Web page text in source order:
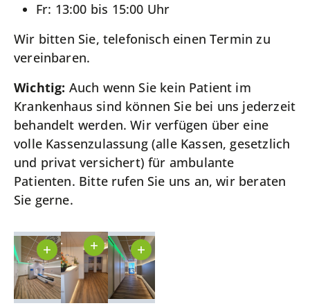
Fr: 13:00 bis 15:00 Uhr
Wir bitten Sie, telefonisch einen Termin zu
vereinbaren.
Wichtig: Auch wenn Sie kein Patient im
Krankenhaus sind können Sie bei uns jederzeit
behandelt werden. Wir verfügen über eine
volle Kassenzulassung (alle Kassen, gesetzlich
und privat versichert) für ambulante
Patienten. Bitte rufen Sie uns an, wir beraten
Sie gerne.